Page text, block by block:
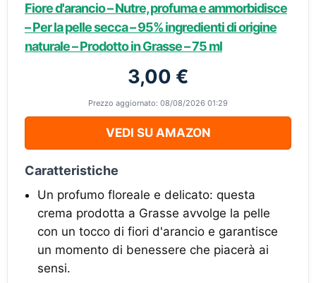
Fiore d'arancio – Nutre, profuma e ammorbidisce
– Per la pelle secca – 95% ingredienti di origine
naturale – Prodotto in Grasse – 75 ml
3,00 €
Prezzo aggiornato: 08/08/2026 01:29
VEDI SU AMAZON
Caratteristiche
Un profumo floreale e delicato: questa
crema prodotta a Grasse avvolge la pelle
con un tocco di fiori d'arancio e garantisce
un momento di benessere che piacerà ai
sensi.